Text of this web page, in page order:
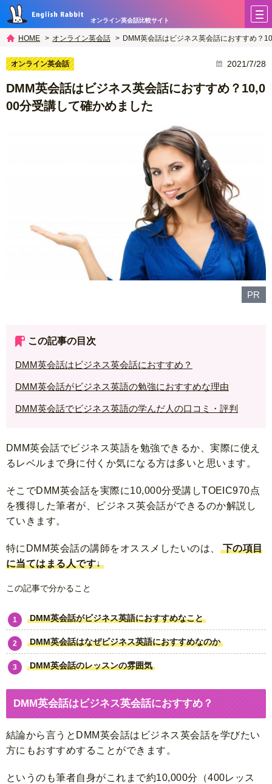
オンライン英会話比較サイト
HOME オンライン英会話 DMM英会話はビジネス英会話におすすめ？
オンライン英会話 2021/7/28
DMM英会話はビジネス英会話におすすめ？10,0
00分受講して確かめました
PR
この記事の目次
DMM英会話はビジネス英会話におすすめ？
DMM英会話がビジネス英語の勉強におすすめな理由
DMM英会話でビジネス英語の学んだ人の口コミ・評判
DMM英会話でビジネス英語を勉強できるか、実際に使え
るレベルまで身に付くか気になる方は多いと思います。
そこでDMM英会話を実際に10,000分受講しTOEIC970点
を獲得した筆者が、ビジネス英会話ができるのか解説し
ていきます。
特にDMM英会話の講師をオススメしたいのは、
下の項目
に当てはまる人です↓
この記事で分かること
DMM英会話がビジネス英語におすすめなこと
DMM英会話はなぜビジネス英語におすすめなのか
DMM英会話のレッスンの雰囲気
DMM英会話はビジネス英会話におすすめ？
結論から言うとDMM英会話はビジネス英会話を学びたい
方にもおすすめすることができます。
というのも筆者自身がこれまで約10,000分（400レッス